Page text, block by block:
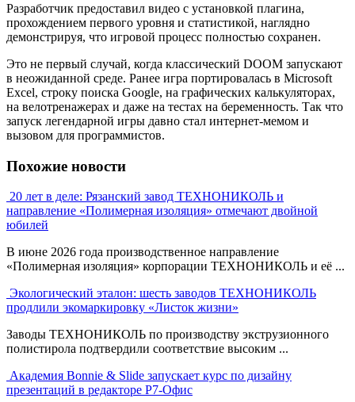
Разработчик предоставил видео с установкой плагина,
прохождением первого уровня и статистикой, наглядно
демонстрируя, что игровой процесс полностью сохранен.
Это не первый случай, когда классический DOOM запускают
в неожиданной среде. Ранее игра портировалась в Microsoft
Excel, строку поиска Google, на графических калькуляторах,
на велотренажерах и даже на тестах на беременность. Так что
запуск легендарной игры давно стал интернет-мемом и
вызовом для программистов.
Похожие новости
20 лет в деле: Рязанский завод ТЕХНОНИКОЛЬ и
направление «Полимерная изоляция» отмечают двойной
юбилей
В июне 2026 года производственное направление
«Полимерная изоляция» корпорации ТЕХНОНИКОЛЬ и её ...
Экологический эталон: шесть заводов ТЕХНОНИКОЛЬ
продлили экомаркировку «Листок жизни»
Заводы ТЕХНОНИКОЛЬ по производству экструзионного
полистирола подтвердили соответствие высоким ...
Академия Bonnie & Slide запускает курс по дизайну
презентаций в редакторе Р7-Офис